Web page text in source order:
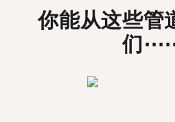
你能从这些管
们